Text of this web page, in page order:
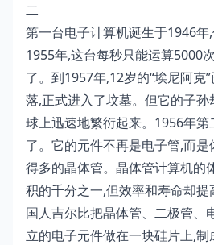
二
第一台电子计算机诞生于1946年,
1955年,这台每秒只能运算5000
了。到1957年,12岁的“埃尼阿克
落,正式进入了坟墓。但它的子
球上迅速地繁衍起来。1956年
了。它的元件不再是电子管,而
得多的晶体管。晶体管计算机的
积的千分之一,但效率和寿命却
国人吉尔比把晶体管、二极管、
立的电子元件做在一块硅片上,